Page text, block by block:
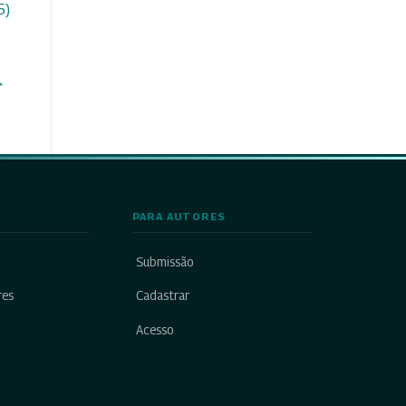
PARA AUTORES
Submissão
Cadastrar
Acesso